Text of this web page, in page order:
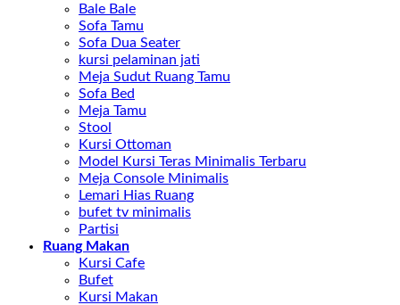
Bale Bale
Sofa Tamu
Sofa Dua Seater
kursi pelaminan jati
Meja Sudut Ruang Tamu
Sofa Bed
Meja Tamu
Stool
Kursi Ottoman
Model Kursi Teras Minimalis Terbaru
Meja Console Minimalis
Lemari Hias Ruang
bufet tv minimalis
Partisi
Ruang Makan
Kursi Cafe
Bufet
Kursi Makan